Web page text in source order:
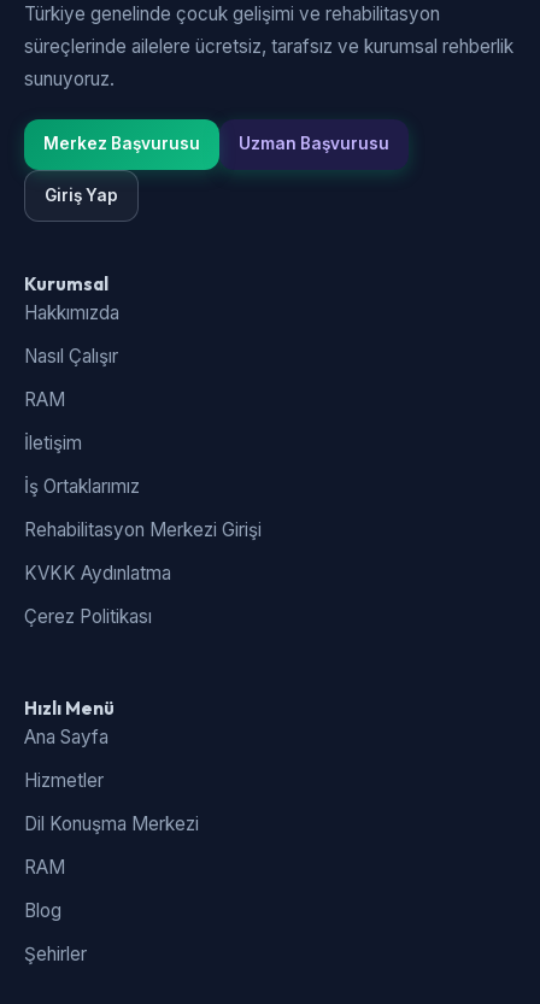
Türkiye genelinde çocuk gelişimi ve rehabilitasyon
süreçlerinde ailelere ücretsiz, tarafsız ve kurumsal rehberlik
sunuyoruz.
Merkez Başvurusu Uzman Başvurusu
Giriş Yap
Kurumsal
Hakkımızda
Nasıl Çalışır
RAM
İletişim
İş Ortaklarımız
Rehabilitasyon Merkezi Girişi
KVKK Aydınlatma
Çerez Politikası
Hızlı Menü
Ana Sayfa
Hizmetler
Dil Konuşma Merkezi
RAM
Blog
Şehirler